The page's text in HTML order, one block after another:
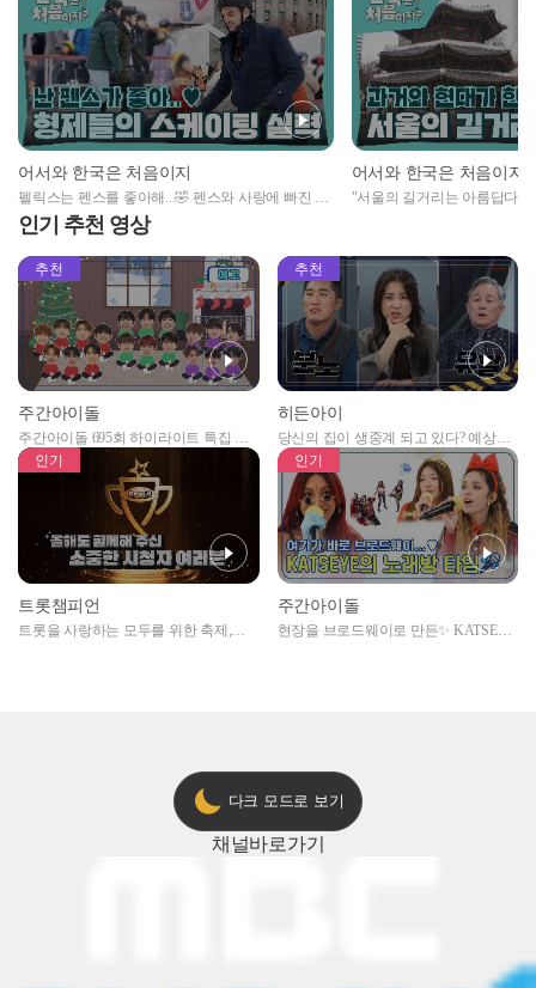
어서와 한국은 처음이지
펠릭스는 펜스를 좋아해...🤣 펜스와 사랑에 빠진 삼
형제의 스케이팅
어서와 한국은 처음이지
"서울의 길거리는 아름답다
인기 추천 영상
추천
주간아이돌
주간아이돌 695회 하이라이트 특집 남
자아이돌편 예고
추천
히든아이
당신의 집이 생중계 되고 있다? 예상치
못한 곳에서 일어나는 불법촬영 범죄!
인기
트롯챔피언
트롯을 사랑하는 모두를 위한 축제,
인기
주간아이돌
현장을 브로드웨이로 만든✨ KATSEYE
다크 모드로 보기
채널바로가기